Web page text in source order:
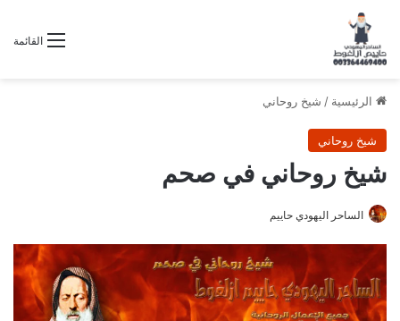
القائمة
الرئيسية / شيخ روحاني
شيخ روحاني
شيخ روحاني في صحم
الساحر اليهودي حاييم